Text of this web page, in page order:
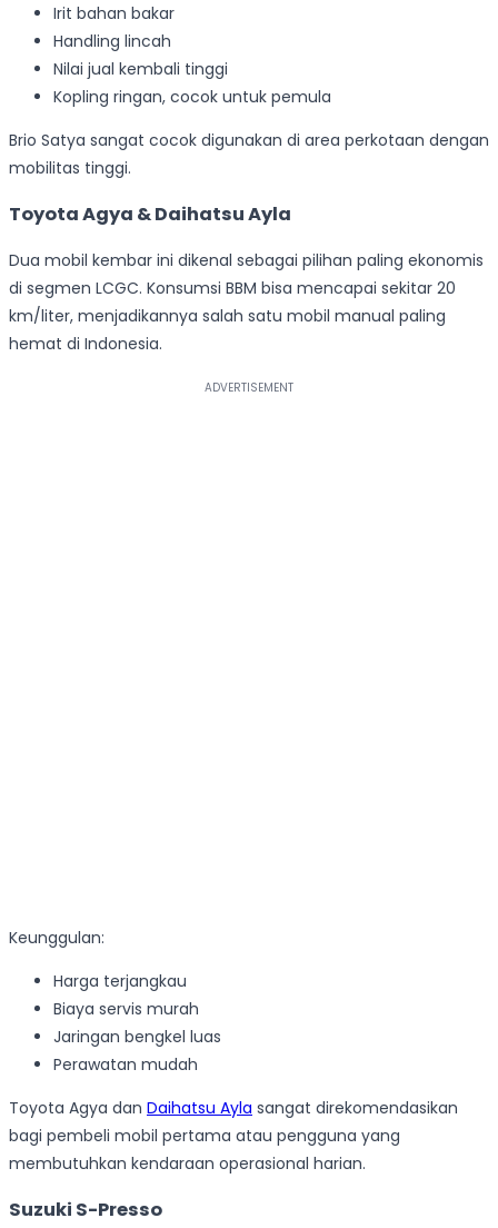
Irit bahan bakar
Handling lincah
Nilai jual kembali tinggi
Kopling ringan, cocok untuk pemula
Brio Satya sangat cocok digunakan di area perkotaan dengan
mobilitas tinggi.
Toyota Agya & Daihatsu Ayla
Dua mobil kembar ini dikenal sebagai pilihan paling ekonomis
di segmen LCGC. Konsumsi BBM bisa mencapai sekitar 20
km/liter, menjadikannya salah satu mobil manual paling
hemat di Indonesia.
Keunggulan:
Harga terjangkau
Biaya servis murah
Jaringan bengkel luas
Perawatan mudah
Toyota Agya dan Daihatsu Ayla sangat direkomendasikan
bagi pembeli mobil pertama atau pengguna yang
membutuhkan kendaraan operasional harian.
Suzuki S-Presso